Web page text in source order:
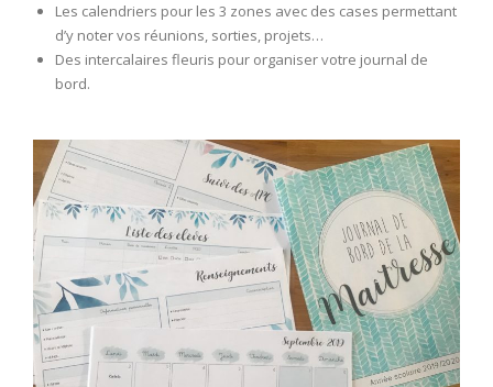
Les calendriers pour les 3 zones avec des cases permettant
d’y noter vos réunions, sorties, projets…
Des intercalaires fleuris pour organiser votre journal de
bord.